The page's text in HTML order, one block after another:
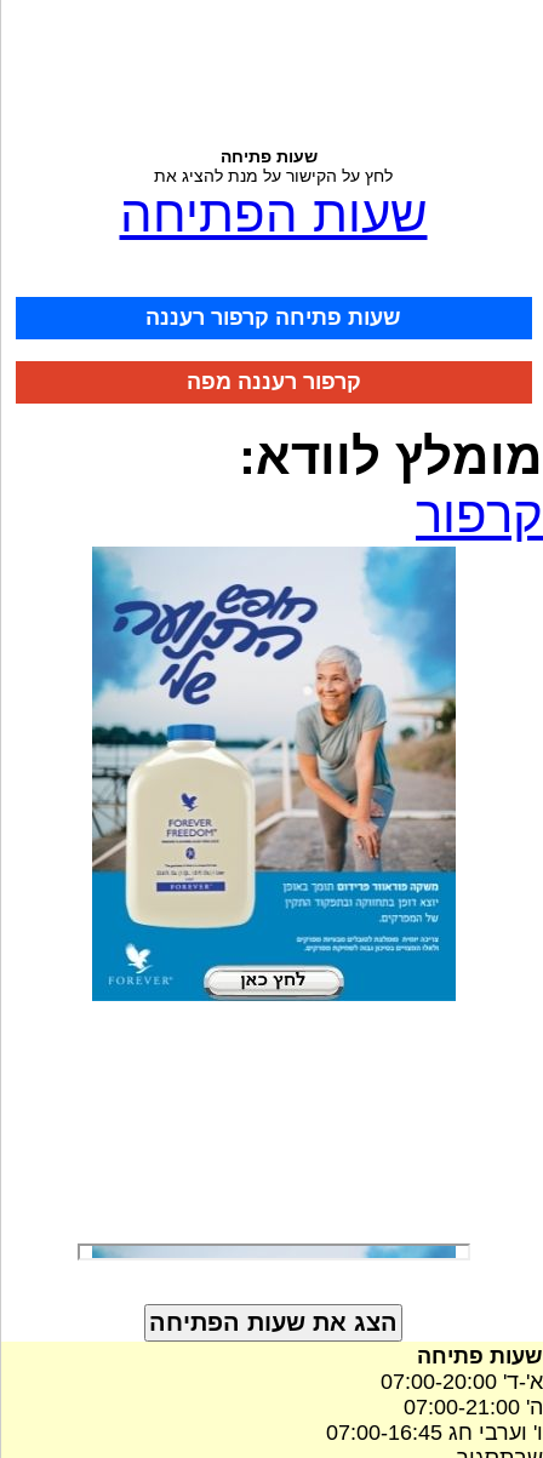
שעות פתיחה
לחץ על הקישור על מנת להציג את
שעות הפתיחה
שעות פתיחה קרפור רעננה
קרפור רעננה מפה
מומלץ לוודא:
קרפור
שעות פתיחה
א'-ד' 07:00-20:00
ה' 07:00-21:00
ו' וערבי חג 07:00-16:45